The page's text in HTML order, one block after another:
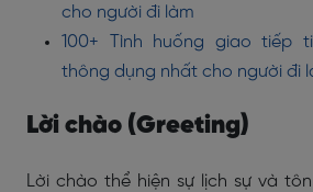
cho người đi làm
100+ Tình huống giao tiếp
thông dụng nhất cho người đi
Lời chào (Greeting)
Lời chào thể hiện sự lịch sự và